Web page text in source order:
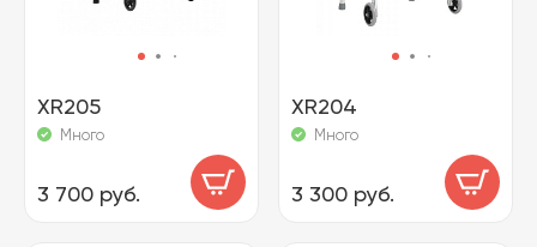
XR205
Много
3 700 руб.
XR204
Много
3 300 руб.